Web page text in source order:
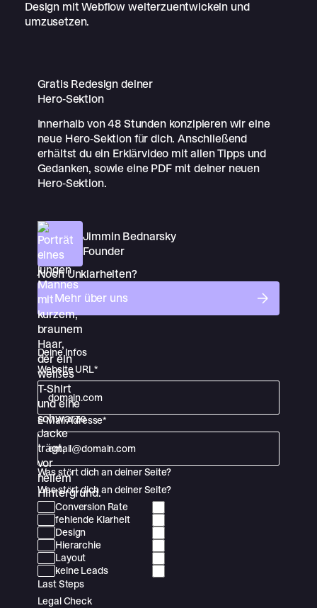
Design mit Webflow weiterzuentwickeln und
umzusetzen.
Gratis Redesigndeiner
Hero-Sektion
Innerhalb von 48 Stunden konzipieren wir eine
neue Hero-Sektion für dich. Anschließend
erhältst du ein Erklärvideo mit allen Tipps und
Gedanken, sowie eine PDF mit deiner neuen
Hero-Sektion.
Jimmin Bednarsky
Founder
Noch Unklarheiten?
Mehr über uns
Mehr über uns
Deine Infos
Website URL*
E-Mail Adresse*
Was stört dich an deiner Seite?
Was stört dich an deiner Seite?
Conversion Rate
fehlende Klarheit
Design
Hierarchie
Layout
keine Leads
Last Steps
Legal Check